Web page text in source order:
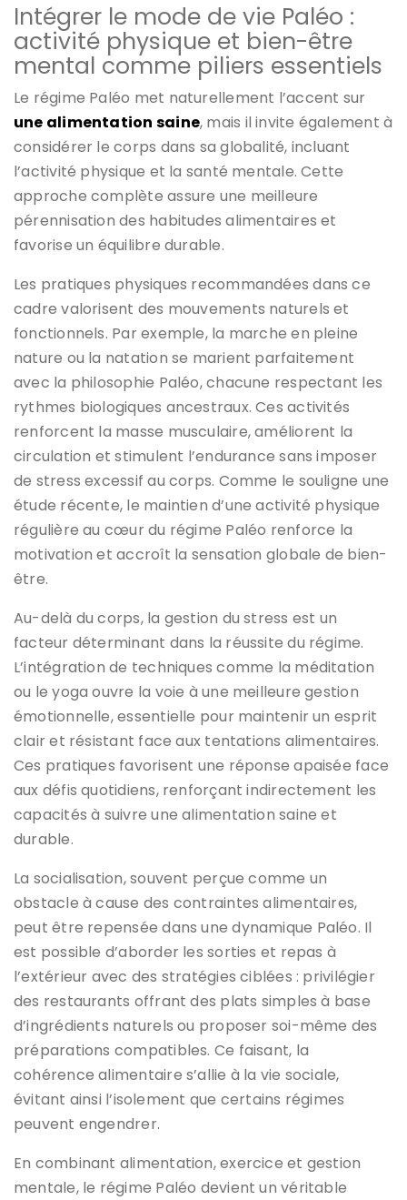
Intégrer le mode de vie Paléo :
activité physique et bien-être
mental comme piliers essentiels
Le régime Paléo met naturellement l’accent sur
une alimentation saine, mais il invite également à
considérer le corps dans sa globalité, incluant
l’activité physique et la santé mentale. Cette
approche complète assure une meilleure
pérennisation des habitudes alimentaires et
favorise un équilibre durable.
Les pratiques physiques recommandées dans ce
cadre valorisent des mouvements naturels et
fonctionnels. Par exemple, la marche en pleine
nature ou la natation se marient parfaitement
avec la philosophie Paléo, chacune respectant les
rythmes biologiques ancestraux. Ces activités
renforcent la masse musculaire, améliorent la
circulation et stimulent l’endurance sans imposer
de stress excessif au corps. Comme le souligne une
étude récente, le maintien d’une activité physique
régulière au cœur du régime Paléo renforce la
motivation et accroît la sensation globale de bien-
être.
Au-delà du corps, la gestion du stress est un
facteur déterminant dans la réussite du régime.
L’intégration de techniques comme la méditation
ou le yoga ouvre la voie à une meilleure gestion
émotionnelle, essentielle pour maintenir un esprit
clair et résistant face aux tentations alimentaires.
Ces pratiques favorisent une réponse apaisée face
aux défis quotidiens, renforçant indirectement les
capacités à suivre une alimentation saine et
durable.
La socialisation, souvent perçue comme un
obstacle à cause des contraintes alimentaires,
peut être repensée dans une dynamique Paléo. Il
est possible d’aborder les sorties et repas à
l’extérieur avec des stratégies ciblées : privilégier
des restaurants offrant des plats simples à base
d’ingrédients naturels ou proposer soi-même des
préparations compatibles. Ce faisant, la
cohérence alimentaire s’allie à la vie sociale,
évitant ainsi l’isolement que certains régimes
peuvent engendrer.
En combinant alimentation, exercice et gestion
mentale, le régime Paléo devient un véritable